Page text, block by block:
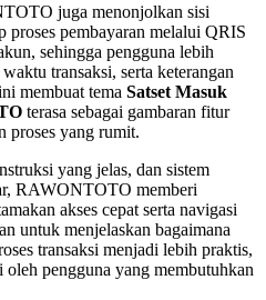
juga menonjolkan sisi
proses pembayaran melalui QRIS
sehingga pengguna lebih
transaksi, serta keterangan
membuat tema Satset Masuk
terasa sebagai gambaran fitur
proses yang rumit.
yang jelas, dan sistem
RAWONTOTO memberi
akses cepat serta navigasi
untuk menjelaskan bagaimana
transaksi menjadi lebih praktis,
pengguna yang membutuhkan